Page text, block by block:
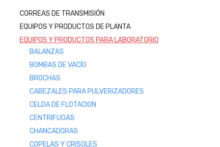
Equipos, accesorios y repuestos
para el sector automotriz e
industrial
Productos
CORREAS DE TRANSMISIÓN
EQUIPOS Y PRODUCTOS DE PLANTA
EQUIPOS Y PRODUCTOS PARA LABORATORIO
BALANZAS
BOMBAS DE VACÍO
BROCHAS
CABEZALES PARA PULVERIZADORES
CELDA DE FLOTACION
CENTRIFUGAS
CHANCADORAS
COPELAS Y CRISOLES